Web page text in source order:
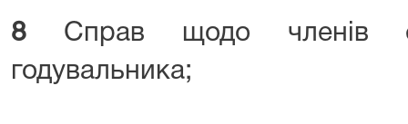
8 Справ щодо членів
годувальника;